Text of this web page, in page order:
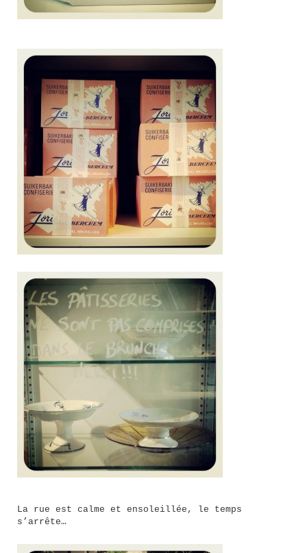
La rue est calme et ensoleillée, le temps
s’arrête…